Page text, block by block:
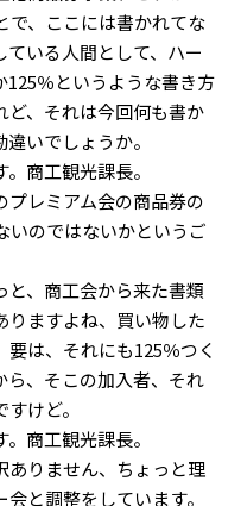
で、ここには書かれてな
いる人間として、ハー
125％というような書き方
ど、それは今回何も書か
いでしょうか。
商工観光課長。
レミアム会の商品券の
いのではないかというご
、商工会から来た書類
りますよね、買い物した
要は、それにも125％つく
ら、そこの加入者、それ
けど。
商工観光課長。
りません、ちょっと理
と調整をしています。